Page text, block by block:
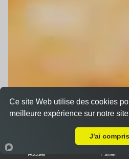
Accueil Panier
Ce site Web utilise des cookies
meilleure expérience sur notre
J'ai compris